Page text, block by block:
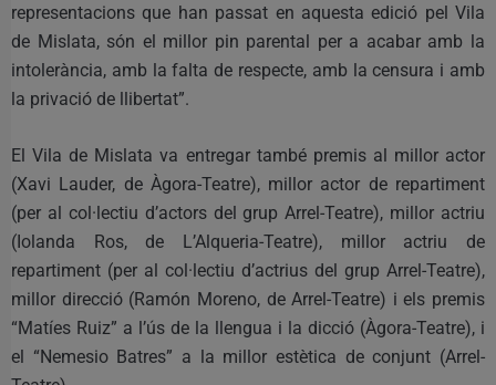
representacions que han passat en aquesta edició pel Vila
de Mislata, són el millor pin parental per a acabar amb la
intolerància, amb la falta de respecte, amb la censura i amb
la privació de llibertat”.
El Vila de Mislata va entregar també premis al millor actor
(Xavi Lauder, de Àgora-Teatre), millor actor de repartiment
(per al col·lectiu d’actors del grup Arrel-Teatre), millor actriu
(Iolanda Ros, de L’Alqueria-Teatre), millor actriu de
repartiment (per al col·lectiu d’actrius del grup Arrel-Teatre),
millor direcció (Ramón Moreno, de Arrel-Teatre) i els premis
“Matíes Ruiz” a l’ús de la llengua i la dicció (Àgora-Teatre), i
el “Nemesio Batres” a la millor estètica de conjunt (Arrel-